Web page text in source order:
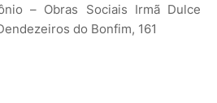
– Obras Sociais Irmã Dulce
do Bonfim, 161